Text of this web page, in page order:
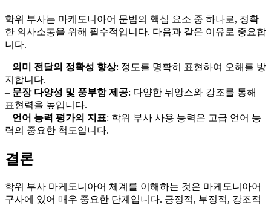
학위 부사는 마케도니아어 문법의 핵심 요소 중 하나로, 정확
한 의사소통을 위해 필수적입니다. 다음과 같은 이유로 중요합
니다.
– 의미 전달의 정확성 향상: 정도를 명확히 표현하여 오해를 방
지합니다.
– 문장 다양성 및 풍부함 제공: 다양한 뉘앙스와 강조를 통해
표현력을 높입니다.
– 언어 능력 평가의 지표: 학위 부사 사용 능력은 고급 언어 능
력의 중요한 척도입니다.
결론
학위 부사 마케도니아어 체계를 이해하는 것은 마케도니아어
구사에 있어 매우 중요한 단계입니다. 긍정적, 부정적, 강조적